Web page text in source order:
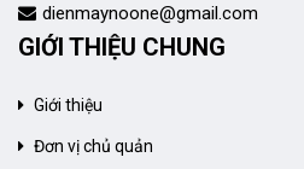
dienmaynoone@gmail.com
GIỚI THIỆU CHUNG
Giới thiệu
Đơn vị chủ quản